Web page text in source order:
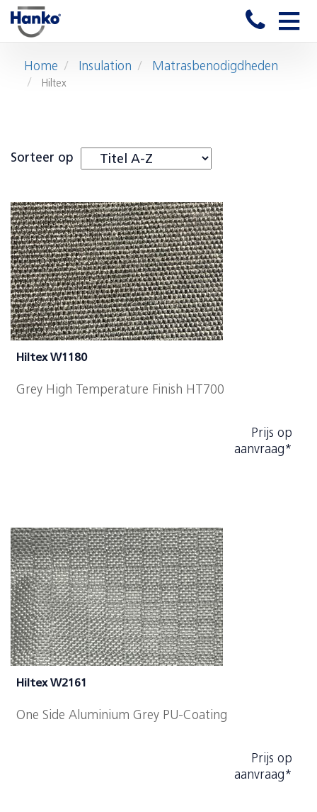
Toggle
Home Insulation Matrasbenodigdheden
Hiltex
Sorteer op
Hiltex W1180
Grey High Temperature Finish HT700
Prijs op
aanvraag*
Hiltex W2161
One Side Aluminium Grey PU-Coating
Prijs op
aanvraag*